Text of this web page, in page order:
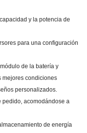
y la potencia de
para una configuración
de la batería y
mejores condiciones
personalizados.
pedido, acomodándose a
de energía